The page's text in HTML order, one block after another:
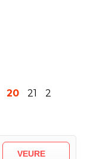
20 21
2
VEURE